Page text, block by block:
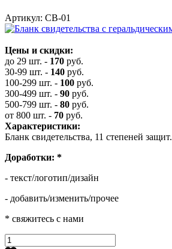
Артикул: СВ-01
Цены и скидки:
до 29 шт. - 170 руб.
30-99 шт. - 140 руб.
100-299 шт. - 100 руб.
300-499 шт. - 90 руб.
500-799 шт. - 80 руб.
от 800 шт. - 70 руб.
Характеристики:
Бланк свидетельства, 11 степеней защит.
Доработки: *
- текст/логотип/дизайн
- добавить/изменить/прочее
* свяжитесь с нами